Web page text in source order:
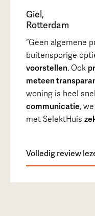
Giel,
Rotterdam
Geen algemene
buitensporige
voorstellen. Ook
meteen
woning is heel
communicatie,
met SelektHuis
Volledig review